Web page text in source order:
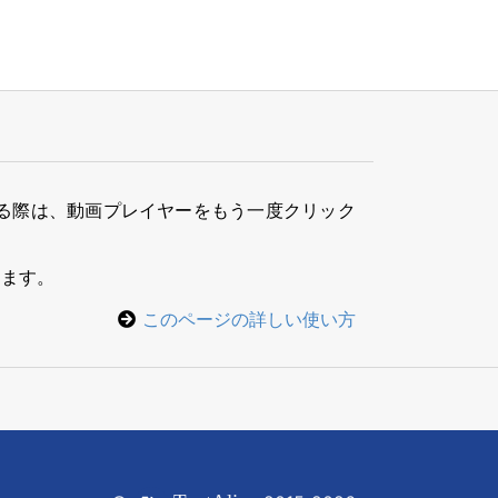
は、動画プレイヤーをもう一度クリック
す。
このページの詳しい使い方